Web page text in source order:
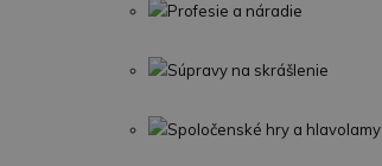
Profesie a náradie
Súpravy na skrášlenie
Spoločenské hry a hlavolamy